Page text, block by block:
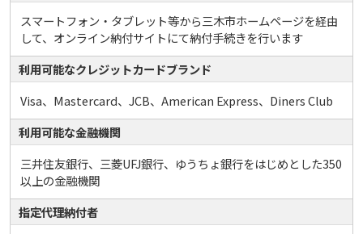
スマートフォン・タブレット等から三木市ホームページを経由
して、オンライン納付サイトにて納付手続きを行います
利用可能なクレジットカードブランド
Visa、Mastercard、JCB、American Express、Diners Club
利用可能な金融機関
三井住友銀行、三菱UFJ銀行、ゆうちょ銀行をはじめとした350
以上の金融機関
指定代理納付者